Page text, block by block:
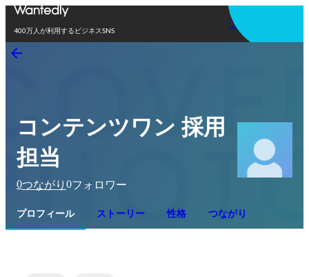
400万人が利用するビジネスSNS
アプリを使う
コンテンツワン 採用
担当
0つながり 0フォロワー
プロフィール ストーリー 性格 つながり